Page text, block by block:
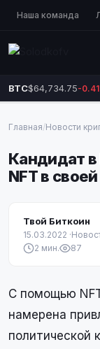
Наша команда
BTC$64,734.75-
Главная/Новости
Кандидат
NFT в
Твой Биткоин
15.03.2022 ·
2 мин.
87
С помощью
намерена
политической